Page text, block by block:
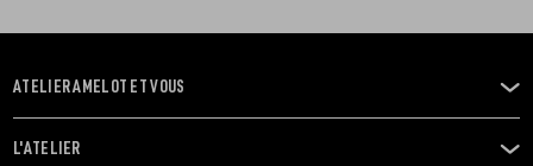
OUVRIR
LE
MENU
ATELIER AMELOT ET VOUS
OUVRIR
L'ATELIER